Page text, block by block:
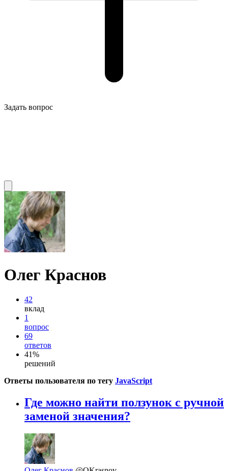
Задать вопрос
Олег Краснов
42
вклад
1
вопрос
69
ответов
41%
решений
Ответы пользователя по тегу JavaScript
Где можно найти ползунок с ручной
заменой значения?